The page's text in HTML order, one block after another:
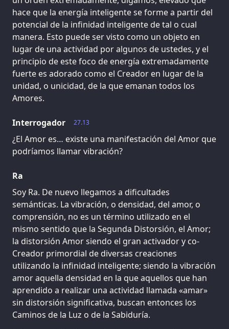
hace que la energía inteligente se forme a partir del
potencial de la infinidad inteligente de tal o cual
manera. Esto puede ser visto como un objeto en
lugar de una actividad por algunos de ustedes, y el
principio de este foco de energía extremadamente
fuerte es adorado como el Creador en lugar de la
unidad, o unicidad, de la que emanan todos los
Amores.
27.13
Interrogador
¿El Amor es… existe una manifestación del Amor que
podríamos llamar vibración?
Ra
Soy Ra. De nuevo llegamos a dificultades
semánticas. La vibración, o densidad, del amor, o
comprensión, no es un término utilizado en el
mismo sentido que la Segunda Distorsión, el Amor;
la distorsión Amor siendo el gran activador y co-
Creador primordial de diversas creaciones
utilizando la infinidad inteligente; siendo la vibración
amor aquella densidad en la que aquellos que han
aprendido a realizar una actividad llamada «amar»
sin distorsión significativa, buscan entonces los
Caminos de la Luz o de la Sabiduría.